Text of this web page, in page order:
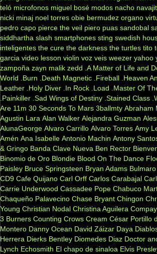
teló microfonos miguel bosé modos nacho
nicki minaj noel torres obie bermudez organo
pedro capo pierce the veil piero puas sandobal
siddhartha slash smartphones sting swedish
inteligentes the cure the darkness the turtles tito
garcia video lesson violin voz veis weezer yahoo
zampoña zayn malik zedd .A Matter of Life and
World
.Burn .Death Magnetic .Fireball .Heaven
Leather .Holy Diver .In Rock .Load .Master Of
.Painkiller .Sad Wings of Destiny .Stained Class
Are 11m 30 Seconds To Mars 3ballmty Abraham
Agustin Lara Alan Walker Alejandra Guzman
AlunaGeorge Alvaro Carrillo Alvaro Torres Amy
Amén Ana Isabelle Antonio Machin Antony
& Gringo Banda Clave Nueva Ben Rector
Binomio de Oro Blondie Blood On The Dance
Paisley Bruce Springsteen Bryan Adams
CD9 Cafe Quijano Carl Orff Carlos Carabajal
Carrie Underwood Cassadee Pope Chabuco
Chaqueño Palavecino Chase Bryant Chingon
Young Christian Nodal Christina Aguilera
3 Burners Counting Crows Cream César Portillo
Montero Danny Ocean David Záizar Daya
Herrera Dierks Bentley Diomedes Diaz Doctor
Lynch Echosmith El chapo de sinaloa Elvis